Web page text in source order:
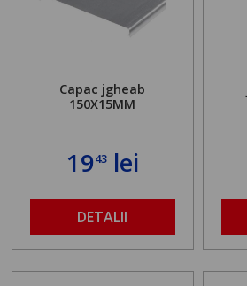
Capac jgheab
150X15MM
1943lei
DETALII